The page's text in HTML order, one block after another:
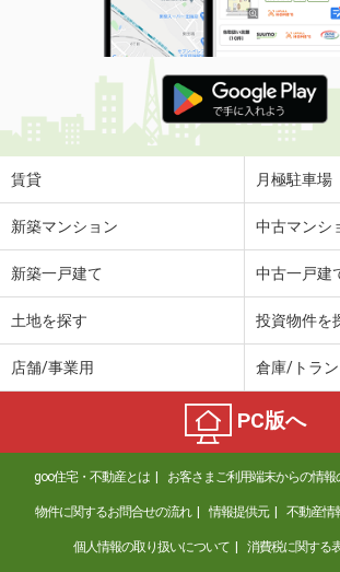
賃貸 月極駐車場
新築マンション 中古マンシ
新築一戸建て 中古一戸建
土地を探す 投資物件を
店舗/事業用 倉庫/トラ
PC版へ
goo住宅・不動産とは お客さまご利用端末からの情
物件に関するお問合せの流れ 情報提供元 不動産情
個人情報の取り扱いについて 消費税に関する